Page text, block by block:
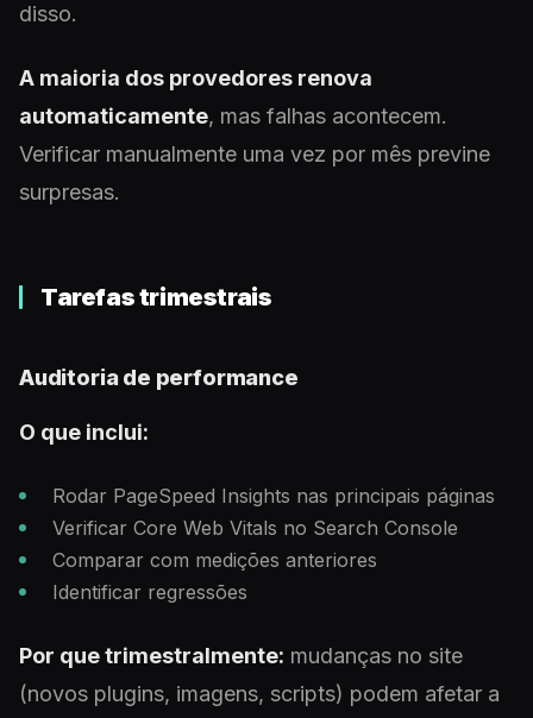
disso.
A maioria dos provedores renova
automaticamente, mas falhas acontecem.
Verificar manualmente uma vez por mês previne
surpresas.
Tarefas trimestrais
Auditoria de performance
O que inclui:
Rodar PageSpeed Insights nas principais páginas
Verificar Core Web Vitals no Search Console
Comparar com medições anteriores
Identificar regressões
Por que trimestralmente: mudanças no site
(novos plugins, imagens, scripts) podem afetar a